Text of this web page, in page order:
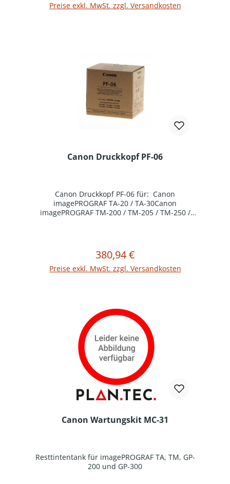
Preise exkl. MwSt. zzgl. Versandkosten
Canon Druckkopf PF-06
Canon Druckkopf PF-06 für: Canon
imagePROGRAF TA-20 / TA-30Canon
imagePROGRAF TM-200 / TM-205 / TM-250 /
/ TX-4200Canon imagePROGRAF TZ-30000 / TZ-
32000
Regulärer Preis:
380,94 €
Preise exkl. MwSt. zzgl. Versandkosten
In den Warenkorb
Canon Wartungskit MC-31
Resttintentank für imagePROGRAF TA, TM, GP-
200 und GP-300